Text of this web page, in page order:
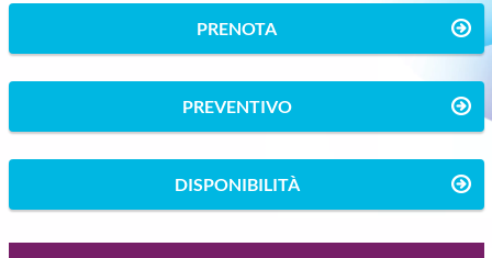
PRENOTA
PREVENTIVO
DISPONIBILITÀ